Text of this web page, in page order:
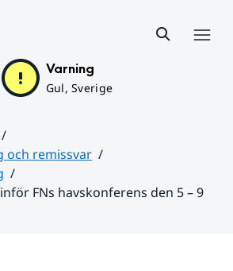
Varning
Gul, Sverige
och remissvar
FNs havskonferens den 5 – 9